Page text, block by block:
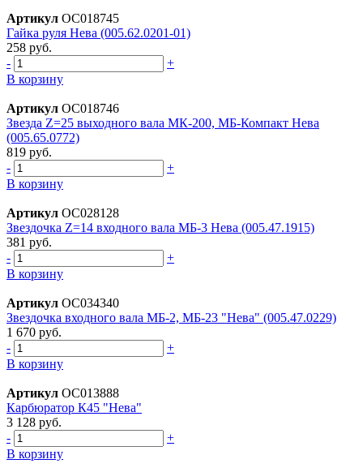
Артикул ОС018745
Гайка руля Нева (005.62.0201-01)
258 руб.
-
+
В корзину
Артикул ОС018746
Звездa Z=25 выходного вaлa МК-200, МБ-Компaкт Невa
(005.65.0772)
819 руб.
-
+
В корзину
Артикул ОС028128
Звездочка Z=14 входного вала МБ-3 Нева (005.47.1915)
381 руб.
-
+
В корзину
Артикул ОС034340
Звездочка входного вала МБ-2, МБ-23 "Нева" (005.47.0229)
1 670 руб.
-
+
В корзину
Артикул ОС013888
Карбюратор К45 "Нева"
3 128 руб.
-
+
В корзину